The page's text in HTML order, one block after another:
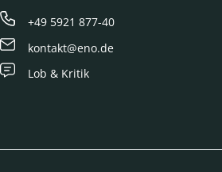
+49 5921 877-40
kontakt@eno.de
Lob & Kritik